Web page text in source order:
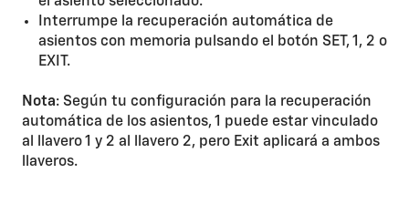
Interrumpe la recuperación automática de
asientos con memoria pulsando el botón SET, 1, 2 o
EXIT.
Nota: Según tu configuración para la recuperación
automática de los asientos, 1 puede estar vinculado
al llavero 1 y 2 al llavero 2, pero Exit aplicará a ambos
llaveros.